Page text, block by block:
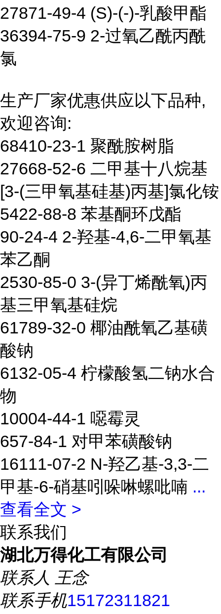
27871-49-4 (S)-(-)-乳酸甲酯
36394-75-9 2-过氧乙酰丙酰
氯
生产厂家优惠供应以下品种,
欢迎咨询:
68410-23-1 聚酰胺树脂
27668-52-6 二甲基十八烷基
[3-(三甲氧基硅基)丙基]氯化铵
5422-88-8 苯基酮环戊酯
90-24-4 2-羟基-4,6-二甲氧基
苯乙酮
2530-85-0 3-(异丁烯酰氧)丙
基三甲氧基硅烷
61789-32-0 椰油酰氧乙基磺
酸钠
6132-05-4 柠檬酸氢二钠水合
物
10004-44-1 噁霉灵
657-84-1 对甲苯磺酸钠
16111-07-2 N-羟乙基-3,3-二
甲基-6-硝基吲哚啉螺吡喃 ...
查看全文 >
联系我们
湖北万得化工有限公司
联系人 王念
联系手机15172311821